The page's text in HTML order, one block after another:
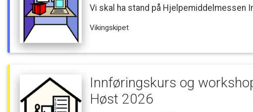
Vi skal ha stand på Hjelpemiddelmessen
Vikingskipet
Innføringskurs og
Høst 2026